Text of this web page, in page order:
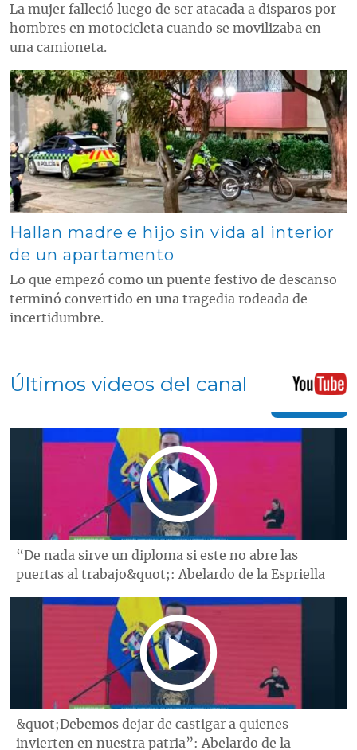
La mujer falleció luego de ser atacada a disparos por
hombres en motocicleta cuando se movilizaba en
una camioneta.
Contenido multimedia principal
Hallan madre e hijo sin vida al interior
de un apartamento
Lo que empezó como un puente festivo de descanso
terminó convertido en una tragedia rodeada de
incertidumbre.
Últimos videos del canal
“De nada sirve un diploma si este no abre las
puertas al trabajo&quot;: Abelardo de la Espriella
&quot;Debemos dejar de castigar a quienes
invierten en nuestra patria”: Abelardo de la